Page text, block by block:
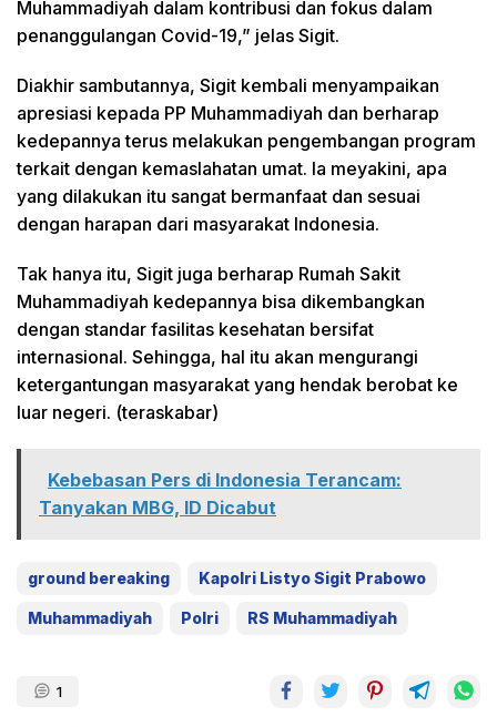
Muhammadiyah dalam kontribusi dan fokus dalam
penanggulangan Covid-19,” jelas Sigit.
Diakhir sambutannya, Sigit kembali menyampaikan
apresiasi kepada PP Muhammadiyah dan berharap
kedepannya terus melakukan pengembangan program
terkait dengan kemaslahatan umat. Ia meyakini, apa
yang dilakukan itu sangat bermanfaat dan sesuai
dengan harapan dari masyarakat Indonesia.
Tak hanya itu, Sigit juga berharap Rumah Sakit
Muhammadiyah kedepannya bisa dikembangkan
dengan standar fasilitas kesehatan bersifat
internasional. Sehingga, hal itu akan mengurangi
ketergantungan masyarakat yang hendak berobat ke
luar negeri. (teraskabar)
Kebebasan Pers di Indonesia Terancam:
Tanyakan MBG, ID Dicabut
ground bereaking Kapolri Listyo Sigit Prabowo
Muhammadiyah Polri RS Muhammadiyah
1